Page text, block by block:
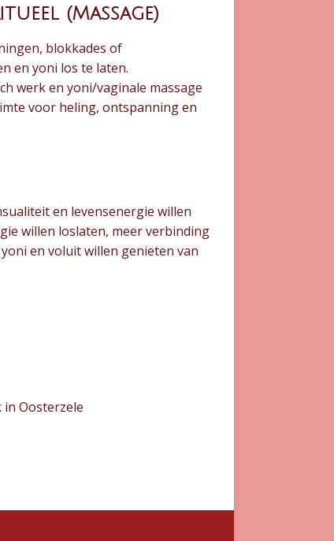
(Massage)
blokkades of
en yoni los te laten.
werk en yoni/vaginale massage
voor heling, ontspanning en
en levensenergie willen
willen loslaten, meer verbinding
en voluit willen genieten van
Oosterzele